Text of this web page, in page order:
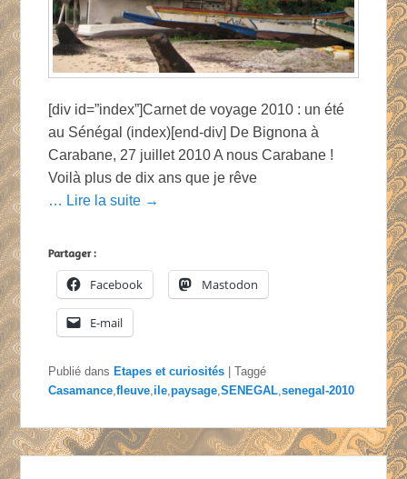
[div id=”index”]Carnet de voyage 2010 : un été
au Sénégal (index)[end-div] De Bignona à
Carabane, 27 juillet 2010 A nous Carabane !
Voilà plus de dix ans que je rêve
… Lire la suite →
Partager :
Facebook Mastodon
E-mail
Publié dans Etapes et curiosités |Taggé
Casamance,fleuve,ile,paysage,SENEGAL,senegal-2010